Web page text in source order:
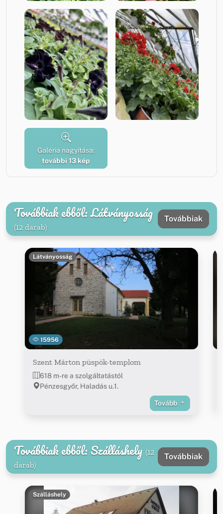
Galéria nagyítása:
további 13 kép
Továbbiak ebből: Látványosság
(12 darab)
Továbbiak
15956
Látványosság
Szent Márton püspök-templom
618 m-re a szolgáltatástól
Pénzesgyőr, Haladás u.1.
Tovább
Továbbiak ebből: Szálláshely (12
darab)
Továbbiak
Szálláshely